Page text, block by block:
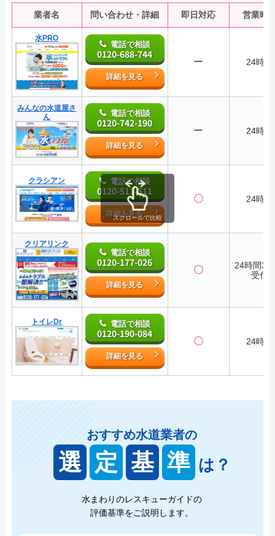
業者名 問い合わせ・詳細 即日対応 営業時
水PRO
電話で相談
0120-688-744
詳細を見る
ー 24時間
みんなの水道屋さ
ん
電話で相談
0120-742-190
詳細を見る
ー 24時間
クラシアン 電話で相談
0120-511-511
詳細を見る
〇 24時間
クリアリンク
電話で相談
0120-177-026
詳細を見る
〇
24時間
受付
トイレDr 電話で相談
0120-190-084
詳細を見る
〇 24時間
スクロールで比較
おすすめ水道業者の
選 定 基 準 は？
水まわりのレスキューガイドの
評価基準をご説明します。